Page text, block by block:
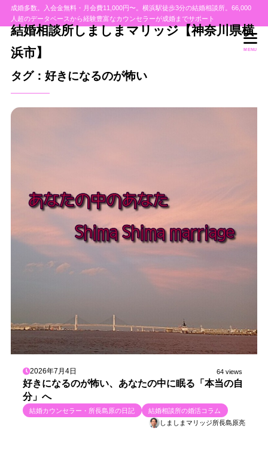
成婚多数。入会金無料・月会費11,000円〜。横浜駅徒歩3分の結婚相談所。66,000
人超のデータベースから経験豊富なカウンセラーが成婚までサポート
結婚相談所しましまマリッジ【神奈川県横
浜市】
MENU
タグ：好きになるのが怖い
2026年7月4日 64 views
好きになるのが怖い、あなたの中に眠る「本当の自
分」へ
結婚カウンセラー・所長島原の日記
結婚相談所の婚活コラム
しましまマリッジ所長島原亮